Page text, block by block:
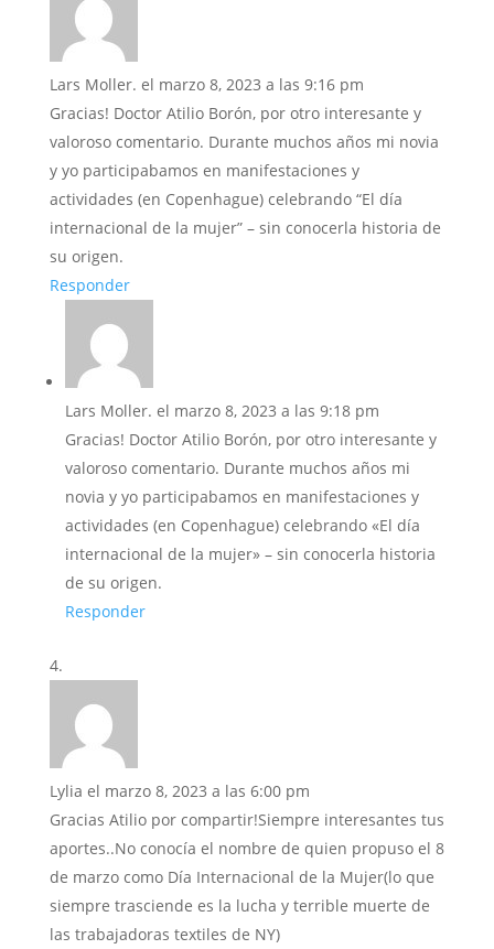
Lars Moller. el marzo 8, 2023 a las 9:16 pm
Gracias! Doctor Atilio Borón, por otro interesante y
valoroso comentario. Durante muchos años mi novia
y yo participabamos en manifestaciones y
actividades (en Copenhague) celebrando “El día
internacional de la mujer” – sin conocerla historia de
su origen.
Responder
Lars Moller. el marzo 8, 2023 a las 9:18 pm
Gracias! Doctor Atilio Borón, por otro interesante y
valoroso comentario. Durante muchos años mi
novia y yo participabamos en manifestaciones y
actividades (en Copenhague) celebrando «El día
internacional de la mujer» – sin conocerla historia
de su origen.
Responder
Lylia el marzo 8, 2023 a las 6:00 pm
Gracias Atilio por compartir!Siempre interesantes tus
aportes..No conocía el nombre de quien propuso el 8
de marzo como Día Internacional de la Mujer(lo que
siempre trasciende es la lucha y terrible muerte de
las trabajadoras textiles de NY)